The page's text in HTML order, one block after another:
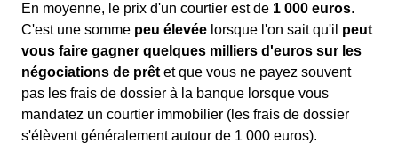
En moyenne, le prix d'un courtier est de 1 000 euros.
C'est une somme peu élevée lorsque l'on sait qu'il peut
vous faire gagner quelques milliers d'euros sur les
négociations de prêt et que vous ne payez souvent
pas les frais de dossier à la banque lorsque vous
mandatez un courtier immobilier (les frais de dossier
s'élèvent généralement autour de 1 000 euros).